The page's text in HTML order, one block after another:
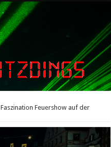
Faszination Feuershow auf der